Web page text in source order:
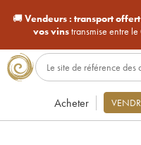
🚚Vendeurs : transport
vos vinstransmise entre
Acheter